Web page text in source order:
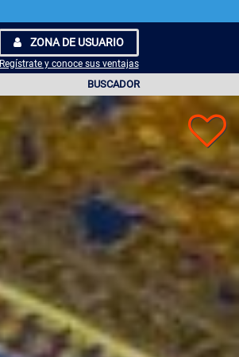
ZONA DE USUARIO
Regístrate y conoce sus ventajas
BUSCADOR